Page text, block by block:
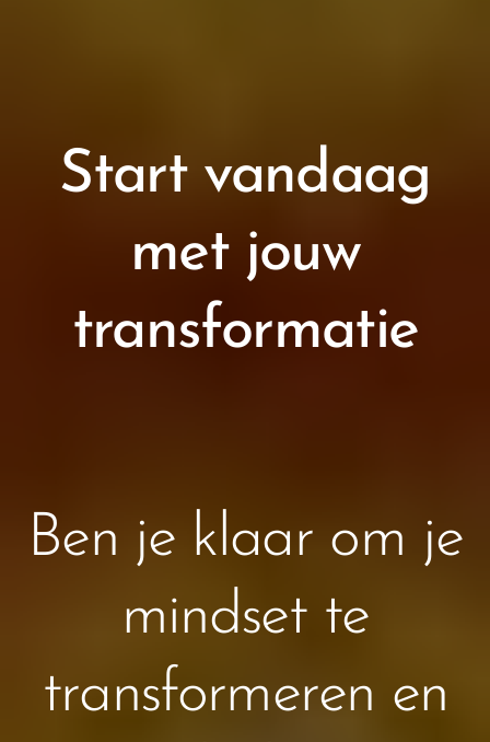
Start vandaag
met jouw
transformatie
Ben je klaar om je
mindset te
transformeren en